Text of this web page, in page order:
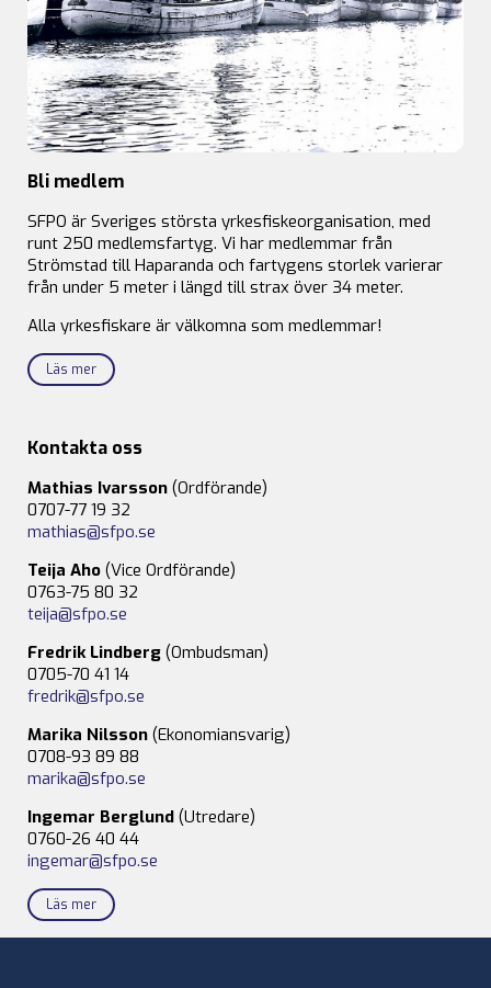
Bli medlem
SFPO är Sveriges största yrkesfiskeorganisation, med
runt 250 medlemsfartyg. Vi har medlemmar från
Strömstad till Haparanda och fartygens storlek varierar
från under 5 meter i längd till strax över 34 meter.
Alla yrkesfiskare är välkomna som medlemmar!
Läs mer
Kontakta oss
Mathias Ivarsson (Ordförande)
0707-77 19 32
mathias@sfpo.se
Teija Aho (Vice Ordförande)
0763-75 80 32
teija@sfpo.se
Fredrik Lindberg (Ombudsman)
0705-70 41 14
fredrik@sfpo.se
Marika Nilsson (Ekonomiansvarig)
0708-93 89 88
marika@sfpo.se
Ingemar Berglund (Utredare)
0760-26 40 44
ingemar@sfpo.se
Läs mer